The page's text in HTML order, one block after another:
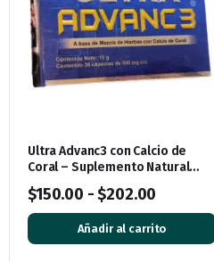
Ultra Advanc3 con Calcio de
Coral – Suplemento Natural
para Huesos y Articulaciones
$150.00 -$202.00
Añadir al carrito